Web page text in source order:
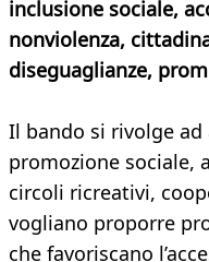
inclusione sociale,
nonviolenza,
diseguaglianze,
Il bando si rivolge
promozione sociale,
circoli ricreativi,
vogliano proporre
che favoriscano